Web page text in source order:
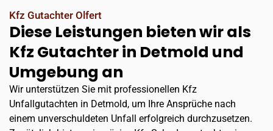
Kfz Gutachter Olfert
Diese Leistungen bieten wir als
Kfz Gutachter in Detmold und
Umgebung an
Wir unterstützen Sie mit professionellen Kfz
Unfallgutachten in Detmold, um Ihre Ansprüche nach
einem unverschuldeten Unfall erfolgreich durchzusetzen.